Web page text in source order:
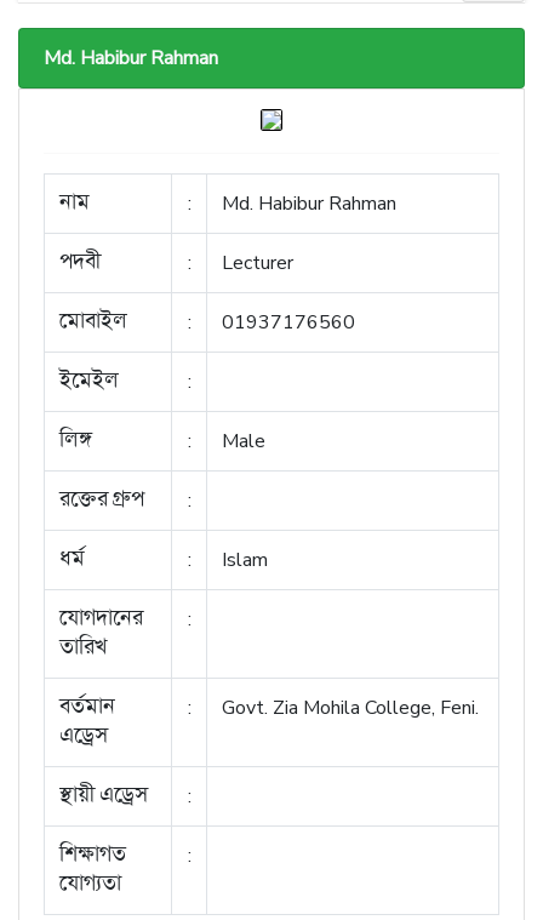
Md. Habibur Rahman
নাম : Md. Habibur Rahman
পদবী : Lecturer
মোবাইল : 01937176560
ইমেইল :
লিঙ্গ : Male
রক্তের গ্রুপ :
ধর্ম : Islam
যোগদানের
তারিখ
:
বর্তমান
এড্রেস
: Govt. Zia Mohila College, Feni.
স্থায়ী এড্রেস :
শিক্ষাগত
যোগ্যতা
: